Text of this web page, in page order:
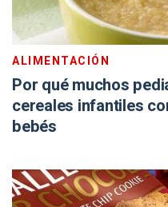
ALIMENTACIÓN
Por qué muchos
cereales infantiles
bebés